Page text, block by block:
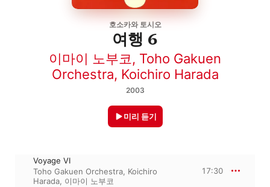
호소카와 토시오
여행 6
이마이 노부코, Toho Gakuen
Orchestra, Koichiro Harada
2003
미리 듣기
Voyage VI
Toho Gakuen Orchestra, Koichiro
Harada, 이마이 노부코
17:30